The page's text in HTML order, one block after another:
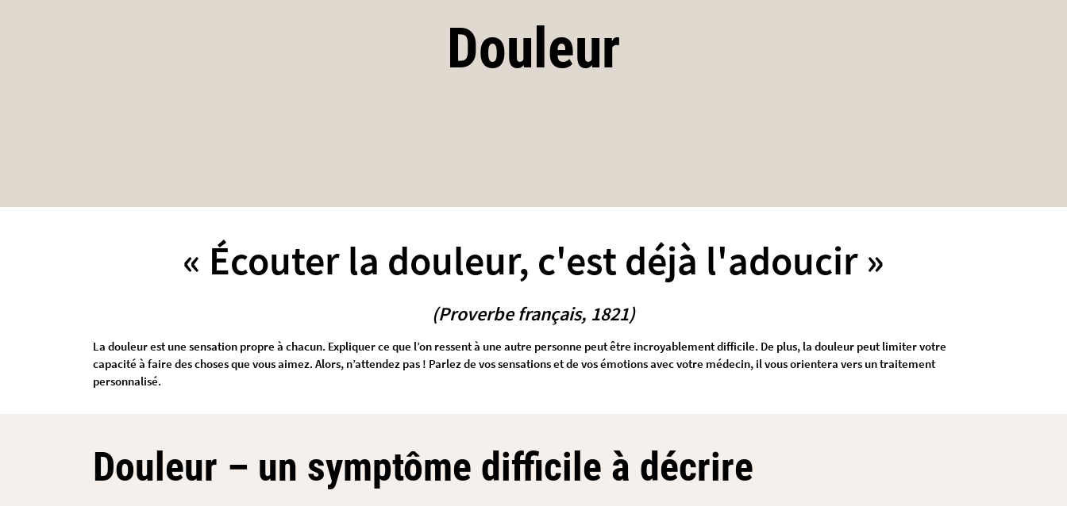
Douleur
« Écouter la douleur, c'est déjà l'adoucir »
(Proverbe français, 1821)
La douleur est une sensation propre à chacun. Expliquer ce que l’on ressent à une autre personne peut être incroyablement difficile. De plus, la douleur peut limiter votre
capacité à faire des choses que vous aimez. Alors, n’attendez pas ! Parlez de vos sensations et de vos émotions avec votre médecin, il vous orientera vers un traitement
personnalisé.
Douleur – un symptôme difficile à décrire